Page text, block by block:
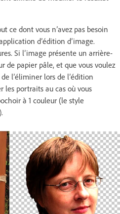
ce dont vous n’avez pas besoin
d’édition d’image.
Si l’image présente un arrière-
de papier pâle, et que vous voulez
l’éliminer lors de l’édition
les portraits au cas où vous
à 1 couleur (le style